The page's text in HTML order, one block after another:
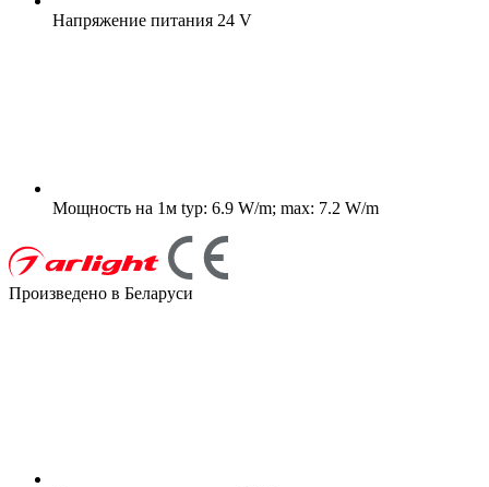
Напряжение питания 24 V
Мощность на 1м typ: 6.9 W/m; max: 7.2 W/m
Произведено в Беларуси